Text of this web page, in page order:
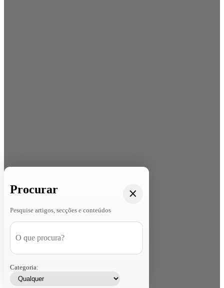
Procurar
Pesquise artigos, secções e conteúdos
Categoria: